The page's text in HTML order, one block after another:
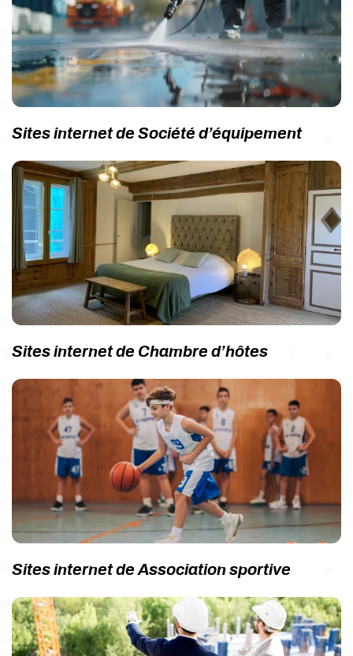
Sites internet de Société d’équipement
Sites internet de Chambre d’hôtes
Sites internet de Association sportive